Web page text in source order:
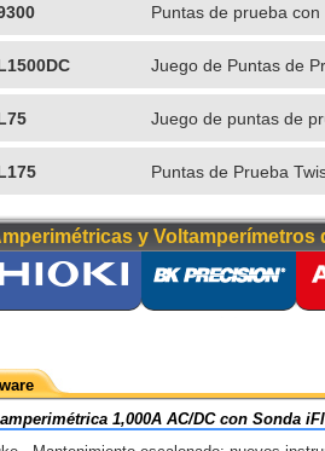
Puntas de prueba
Juego de Puntas de
Juego de puntas de
Puntas de Prueba
y Voltamperímetros
1,000A AC/DC con Sonda